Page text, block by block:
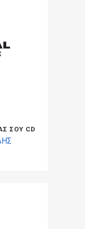
ΣΟΥ CD